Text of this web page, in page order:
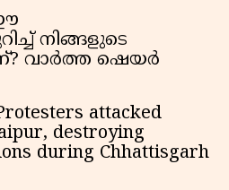
നിങ്ങളുടെ
വാർത്ത ഷെയർ
attacked
destroying
during Chhattisgarh